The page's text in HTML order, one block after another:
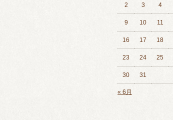
« 6月
2 3 4
9 10 11
16 17 18
23 24 25
30 31